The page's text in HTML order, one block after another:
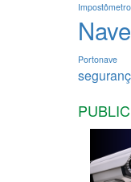
Impostômetro
Portonave